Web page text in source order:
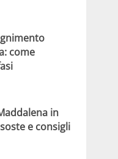
come
in
e consigli